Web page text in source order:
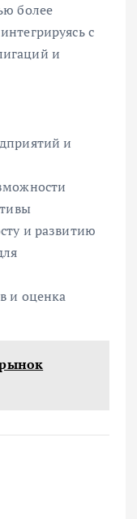
более
с
и
и
и развитию
и оценка